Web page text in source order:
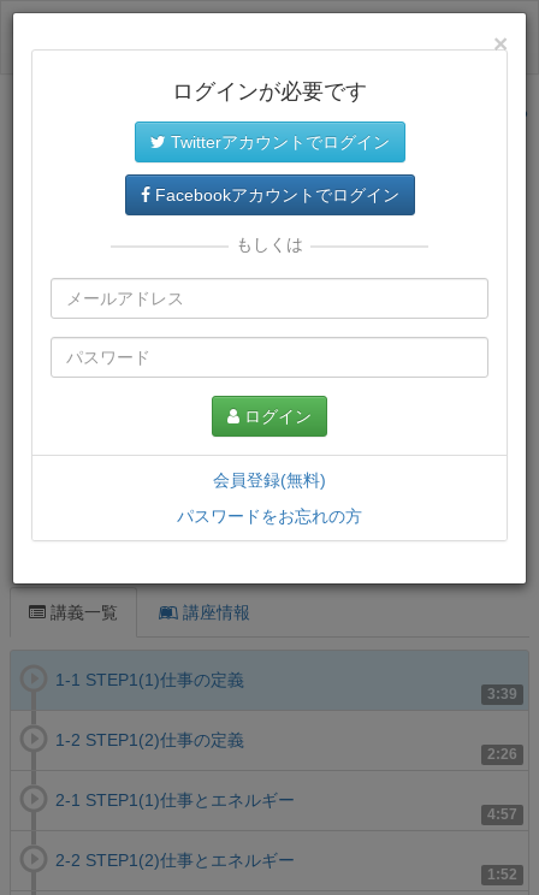
サイトトップに戻る
プレミアム会員では、教材がダウンロードでき、快適な動画
再生環境が提供されます。
講義一覧 講座情報
3:39
1-1 STEP1(1)仕事の定義
2:26
1-2 STEP1(2)仕事の定義
4:57
2-1 STEP1(1)仕事とエネルギー
1:52
2-2 STEP1(2)仕事とエネルギー
×
ログインが必要です
Twitterアカウントでログイン
Facebookアカウントでログイン
もしくは
ログイン
会員登録(無料)
パスワードをお忘れの方